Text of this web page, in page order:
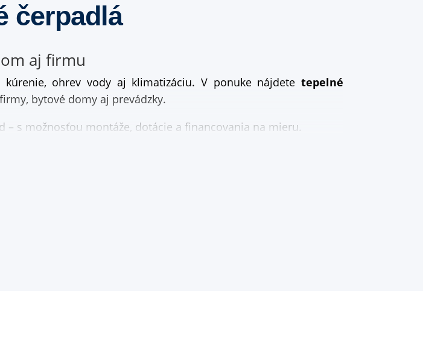
čerpadlá
aj firmu
ohrev vody aj klimatizáciu. V ponuke nájdetetepelné
bytové domy aj prevádzky.
– s možnosťou montáže, dotácie a financovania na mieru.